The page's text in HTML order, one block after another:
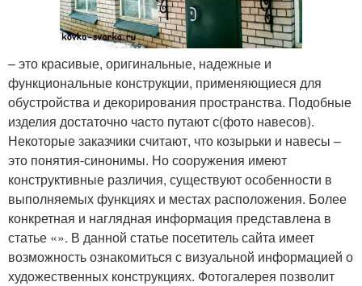
– это красивые, оригинальные, надежные и
функциональные конструкции, применяющиеся для
обустройства и декорирования пространства. Подобные
изделия достаточно часто путают с(фото навесов).
Некоторые заказчики считают, что козырьки и навесы –
это понятия-синонимы. Но сооружения имеют
конструктивные различия, существуют особенности в
выполняемых функциях и местах расположения. Более
конкретная и наглядная информация представлена в
статье «». В данной статье посетитель сайта имеет
возможность ознакомиться с визуальной информацией о
художественных конструкциях. Фотогалерея позволит